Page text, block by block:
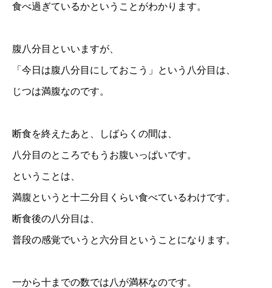
食べ過ぎているかということがわかります。
腹八分目といいますが、
「今日は腹八分目にしておこう」という八分目は、
じつは満腹なのです。
断食を終えたあと、しばらくの間は、
八分目のところでもうお腹いっぱいです。
ということは、
満腹というと十二分目くらい食べているわけです。
断食後の八分目は、
普段の感覚でいうと六分目ということになります。
一から十までの数では八が満杯なのです。